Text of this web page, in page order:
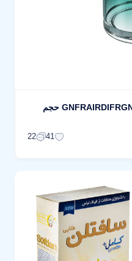
خوشبوکننده هوا گرین لاین مدل GNFRAIRDIFRGN حجم
41
22